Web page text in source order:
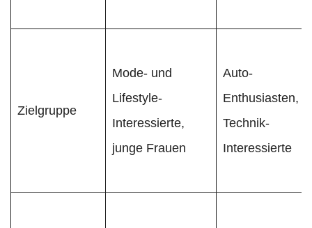
Zielgruppe
Mode- und
Lifestyle-
Interessierte,
junge Frauen
Auto-
Enthusiasten,
Technik-
Interessierte